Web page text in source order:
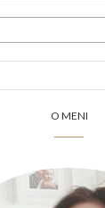
O MENI